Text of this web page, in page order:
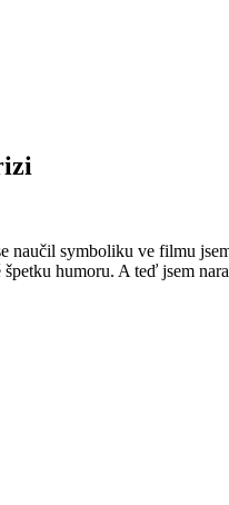
naučil symboliku ve filmu
špetku humoru. A teď jsem